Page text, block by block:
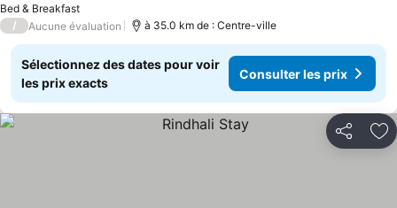
Bed & Breakfast
/ Aucune évaluation à 35.0 km de : Centre-ville
Sélectionnez des dates pour voir
les prix exacts
Consulter les prix
Partager